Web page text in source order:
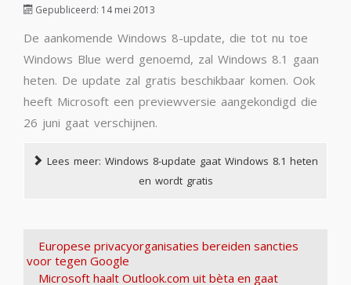
Gepubliceerd: 14 mei 2013
De aankomende Windows 8-update, die tot nu toe
Windows Blue werd genoemd, zal Windows 8.1 gaan
heten. De update zal gratis beschikbaar komen. Ook
heeft Microsoft een previewversie aangekondigd die
26 juni gaat verschijnen.
Lees meer: Windows 8-update gaat Windows 8.1 heten
en wordt gratis
Europese privacyorganisaties bereiden sancties
voor tegen Google
Microsoft haalt Outlook.com uit bèta en gaat